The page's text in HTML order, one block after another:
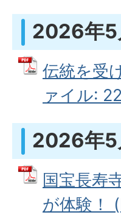
2026年5
伝統を受
ァイル:
2026年5
国宝長寿
が体験！